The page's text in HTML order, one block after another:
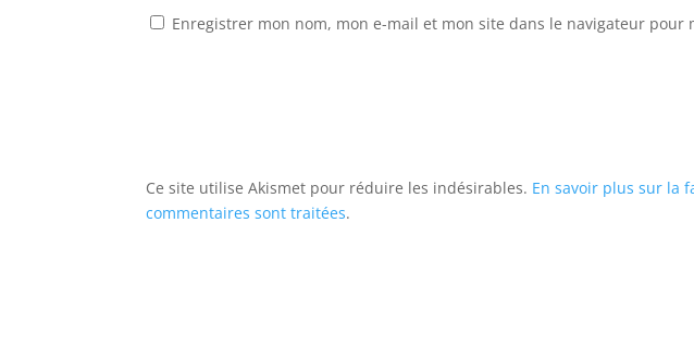
Enregistrer mon nom, mon e-mail et mon site dans le navigateur pour
Ce site utilise Akismet pour réduire les indésirables. En savoir plus sur la
commentaires sont traitées.